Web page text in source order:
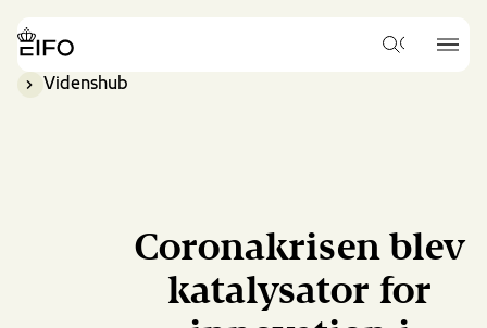
main
content
Label}}
Hvad
Videnshub
Coronakrisen blev
katalysator for